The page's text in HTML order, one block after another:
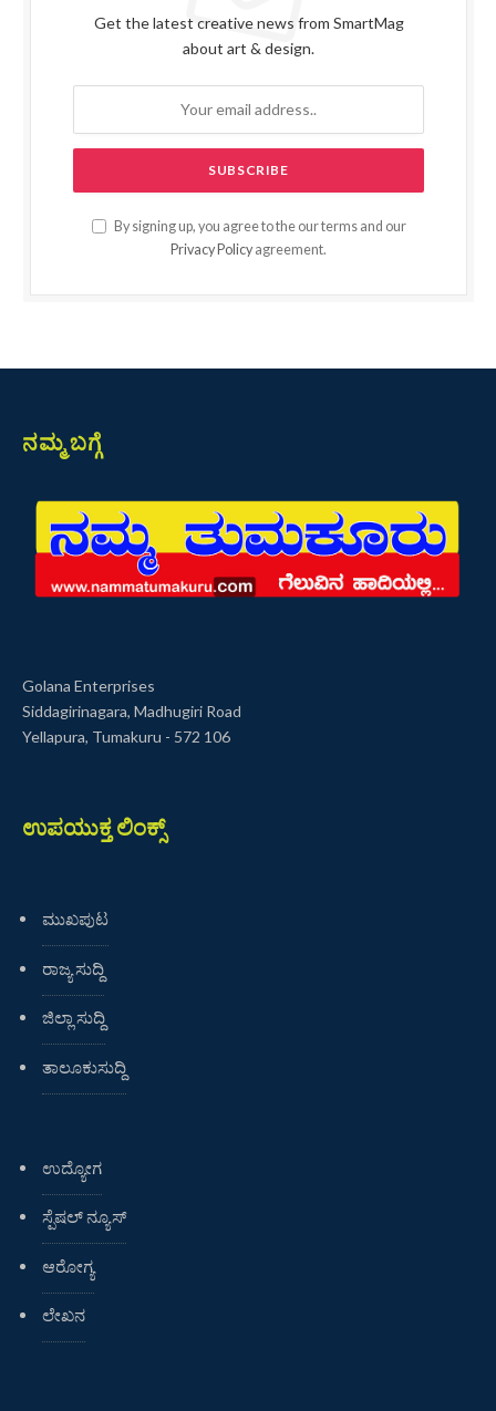
Get the latest creative news from SmartMag
about art & design.
By signing up, you agree to the our terms and our
Privacy Policy agreement.
ನಮ್ಮ ಬಗ್ಗೆ
Golana Enterprises
Siddagirinagara, Madhugiri Road
Yellapura, Tumakuru - 572 106
ಉಪಯುಕ್ತ ಲಿಂಕ್ಸ್
ಮುಖಪುಟ
ರಾಜ್ಯ ಸುದ್ದಿ
ಜಿಲ್ಲಾ ಸುದ್ದಿ
ತಾಲೂಕುಸುದ್ದಿ
ಉದ್ಯೋಗ
ಸ್ಪೆಷಲ್ ನ್ಯೂಸ್
ಆರೋಗ್ಯ
ಲೇಖನ